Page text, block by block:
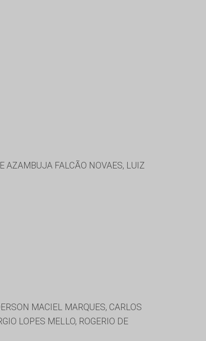
AZAMBUJA FALCÃO NOVAES, LUIZ
MACIEL MARQUES, CARLOS
LOPES MELLO, ROGERIO DE